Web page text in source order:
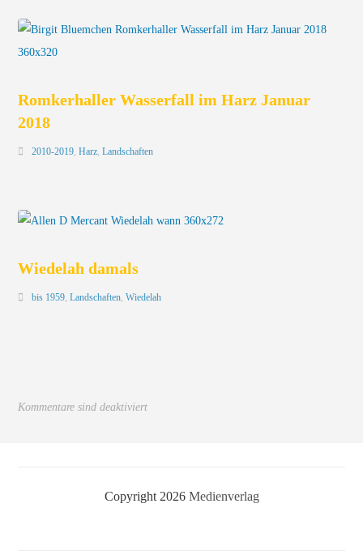
Romkerhaller Wasserfall im Harz Januar
2018
2010-2019,Harz,Landschaften
Wiedelah damals
bis 1959,Landschaften,Wiedelah
Kommentare sind deaktiviert
Copyright 2026 Medienverlag